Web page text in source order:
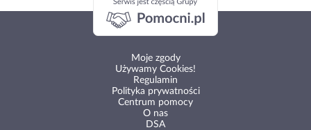
Moje zgody
Używamy Cookies!
Regulamin
Polityka prywatności
Centrum pomocy
O nas
DSA